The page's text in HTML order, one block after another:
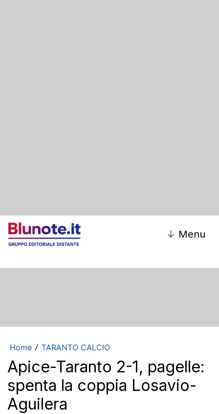
↓ Menu
Home / TARANTO CALCIO
Apice-Taranto 2-1, pagelle:
spenta la coppia Losavio-
Aguilera